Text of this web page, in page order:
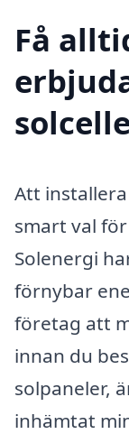
Få
Att installera
smart val
Solenergi
förnybar
företag att
innan du
solpaneler,
inhämtat